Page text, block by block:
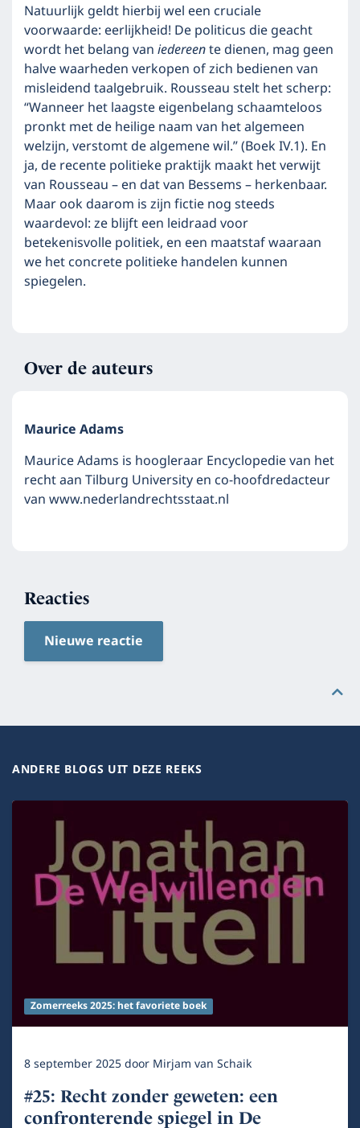
Natuurlijk geldt hierbij wel een cruciale
voorwaarde: eerlijkheid! De politicus die geacht
wordt het belang vaniedereente dienen, mag geen
halve waarheden verkopen of zich bedienen van
misleidend taalgebruik. Rousseau stelt het scherp:
“Wanneer het laagste eigenbelang schaamteloos
pronkt met de heilige naam van het algemeen
welzijn, verstomt de algemene wil.” (Boek IV.1). En
ja, de recente politieke praktijk maakt het verwijt
van Rousseau – en dat van Bessems – herkenbaar.
Maar ook daarom is zijn fictie nog steeds
waardevol: ze blijft een leidraad voor
betekenisvolle politiek, en een maatstaf waaraan
we het concrete politieke handelen kunnen
spiegelen.
Over de auteurs
Maurice Adams
Maurice Adams is hoogleraar Encyclopedie van het
recht aan Tilburg University en co-hoofdredacteur
van www.nederlandrechtsstaat.nl
Reacties
Nieuwe reactie
ANDERE BLOGS UIT DEZE REEKS
Zomerreeks 2025: het favoriete boek
8 september 2025door Mirjam van Schaik
#25: Recht zonder geweten: een
confronterende spiegel in De